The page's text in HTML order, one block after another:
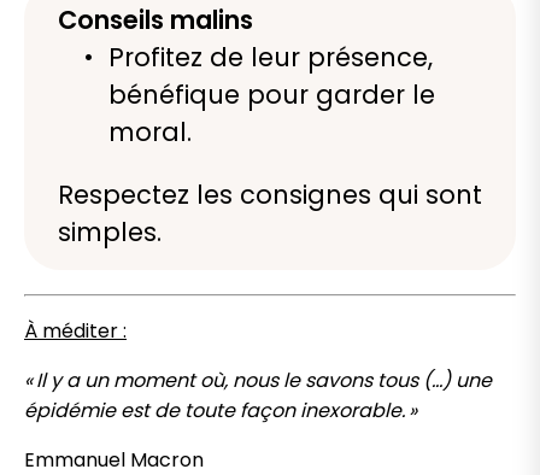
Conseils malins
Profitez de leur présence,
bénéfique pour garder le
moral.
Respectez les consignes qui sont
simples.
À méditer :
« Il y a un moment où, nous le savons tous (…) une
épidémie est de toute façon inexorable. »
Emmanuel Macron